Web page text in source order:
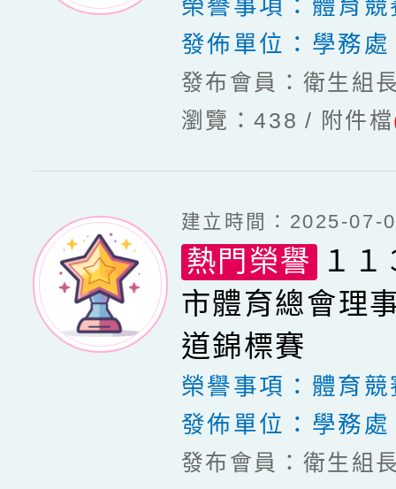
榮譽事項： 體育競
發佈單位： 學務處
發布會員：衛生組
瀏覽：438
附件檔
建立時間：2025-07-
熱門榮譽 １
市體育總會理
道錦標賽
榮譽事項： 體育競
發佈單位： 學務處
發布會員：衛生組